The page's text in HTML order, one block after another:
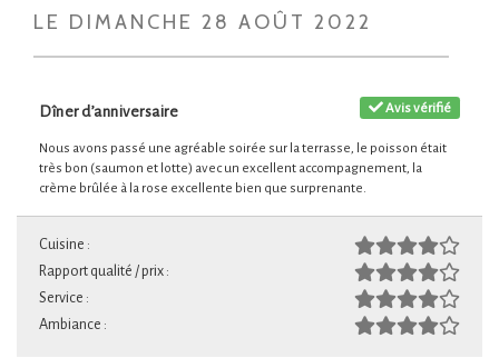
LE DIMANCHE 28 AOÛT 2022
Avis vérifié
Dîner d’anniversaire
Nous avons passé une agréable soirée sur la terrasse, le poisson était
très bon (saumon et lotte) avec un excellent accompagnement, la
crème brûlée à la rose excellente bien que surprenante.
Cuisine :
Rapport qualité / prix :
Service :
Ambiance :